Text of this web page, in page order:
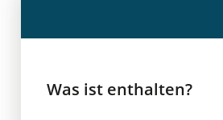
Was ist enthalten?